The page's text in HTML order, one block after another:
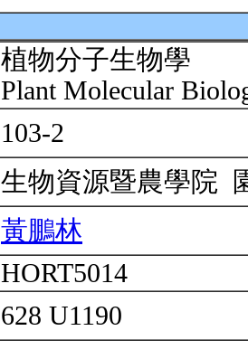
植物分子生物學
Plant Molecular
103-2
生物資源暨農學院
黃鵬林
HORT5014
628 U1190